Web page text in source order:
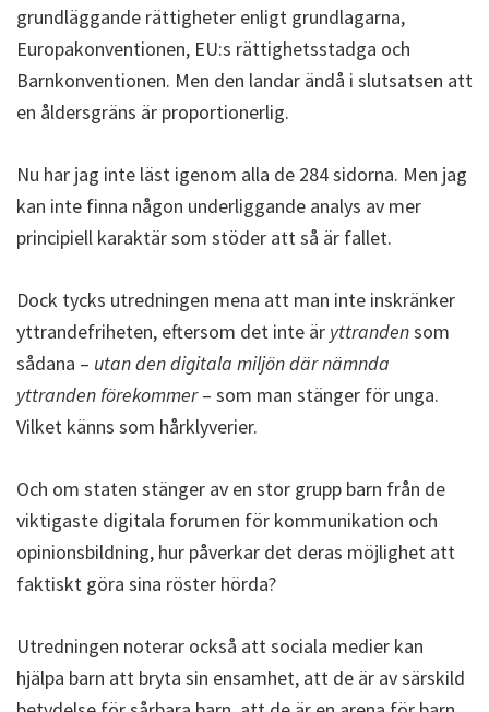
grundläggande rättigheter enligt grundlagarna,
Europakonventionen, EU:s rättighetsstadga och
Barnkonventionen. Men den landar ändå i slutsatsen att
en åldersgräns är proportionerlig.
Nu har jag inte läst igenom alla de 284 sidorna. Men jag
kan inte finna någon underliggande analys av mer
principiell karaktär som stöder att så är fallet.
Dock tycks utredningen mena att man inte inskränker
yttrandefriheten, eftersom det inte är yttrandensom
sådana – utan den digitala miljön där nämnda
yttranden förekommer– som man stänger för unga.
Vilket känns som hårklyverier.
Och om staten stänger av en stor grupp barn från de
viktigaste digitala forumen för kommunikation och
opinionsbildning, hur påverkar det deras möjlighet att
faktiskt göra sina röster hörda?
Utredningen noterar också att sociala medier kan
hjälpa barn att bryta sin ensamhet, att de är av särskild